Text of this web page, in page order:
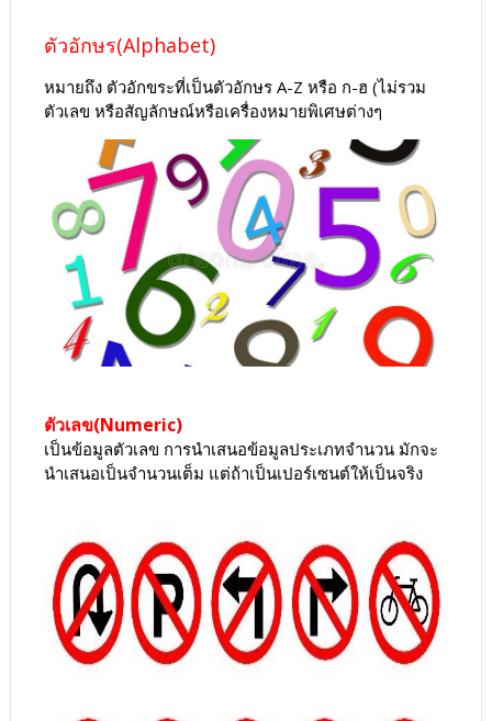
ตัวอักษร(Alphabet)
หมายถึง ตัวอักขระที่เป็นตัวอักษร A-Z หรือ ก-ฮ (ไม่รวม
ตัวเลข หรือสัญลักษณ์หรือเครื่องหมายพิเศษต่างๆ
ตัวเลข(Numeric)
เป็นข้อมูลตัวเลข การนำเสนอข้อมูลประเภทจำนวน มักจะ
นำเสนอเป็นจำนวนเต็ม แต่ถ้าเป็นเปอร์เซนต์ให้เป็นจริง